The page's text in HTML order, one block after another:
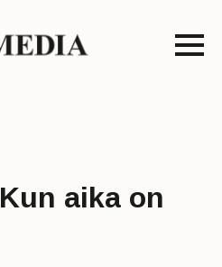
Kun aika on